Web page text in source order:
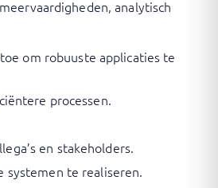
analytisch
om robuuste applicaties te
processen.
en stakeholders.
systemen te realiseren.